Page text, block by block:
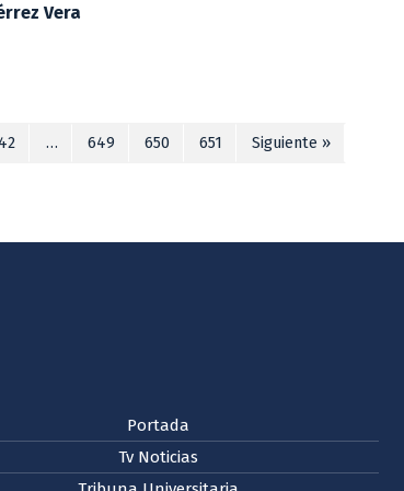
Vera
… 649 650 651 Siguiente »
Portada
Tv Noticias